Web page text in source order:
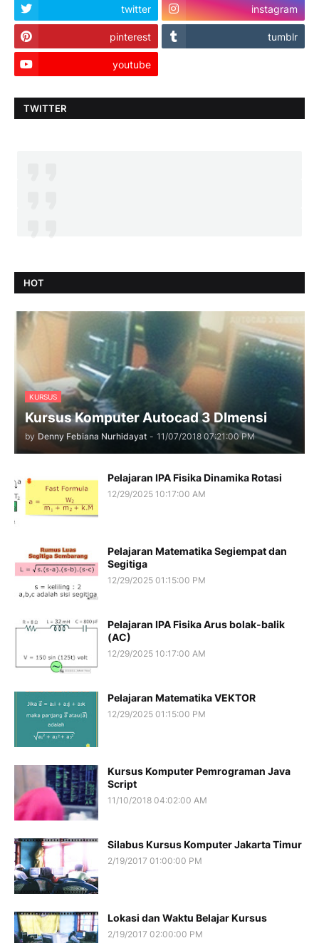
twitter instagram
pinterest tumblr
youtube
TWITTER
HOT
KURSUS
Kursus Komputer Autocad 3 DImensi
by Denny Febiana Nurhidayat - 11/07/2018 07:21:00 PM
Pelajaran IPA Fisika Dinamika Rotasi
12/29/2025 10:17:00 AM
Pelajaran Matematika Segiempat dan
Segitiga
12/29/2025 01:15:00 PM
Pelajaran IPA Fisika Arus bolak-balik
(AC)
12/29/2025 10:17:00 AM
Pelajaran Matematika VEKTOR
12/29/2025 01:15:00 PM
Kursus Komputer Pemrograman Java
Script
11/10/2018 04:02:00 AM
Silabus Kursus Komputer Jakarta Timur
2/19/2017 01:00:00 PM
Lokasi dan Waktu Belajar Kursus
2/19/2017 02:00:00 PM